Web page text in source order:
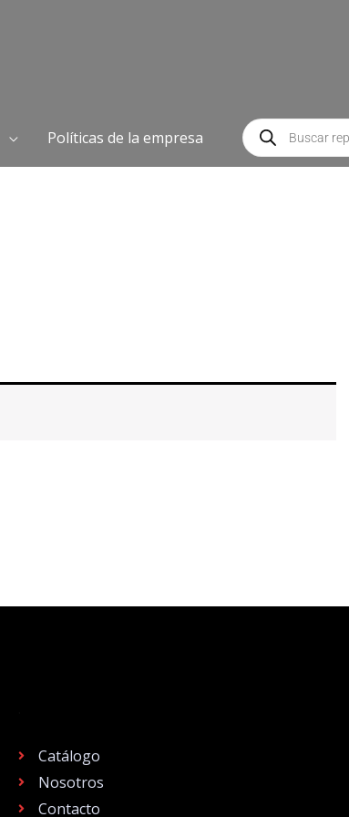
Políticas de la empresa
Búsqueda
de
productos
Catálogo
Nosotros
Contacto